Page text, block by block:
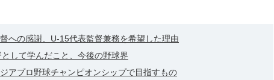
への感謝、U-15代表監督兼務を希望した理由
として学んだこと、今後の野球界
アプロ野球チャンピオンシップで目指すもの